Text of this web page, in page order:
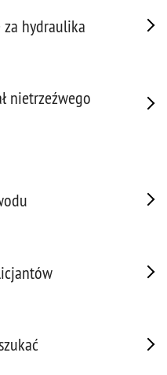
za hydraulika
nietrzeźwego